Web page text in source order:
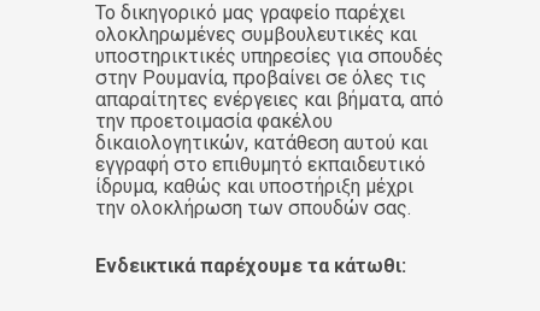
Το δικηγορικό μας γραφείο παρέχει
ολοκληρωμένες συμβουλευτικές και
υποστηρικτικές υπηρεσίες για σπουδές
στην Ρουμανία, προβαίνει σε όλες τις
απαραίτητες ενέργειες και βήματα, από
την προετοιμασία φακέλου
δικαιολογητικών, κατάθεση αυτού και
εγγραφή στο επιθυμητό εκπαιδευτικό
ίδρυμα, καθώς και υποστήριξη μέχρι
την ολοκλήρωση των σπουδών σας.
Ενδεικτικά παρέχουμε τα κάτωθι: